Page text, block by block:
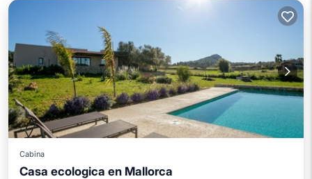
Cabina
Casa ecologica en Mallorca